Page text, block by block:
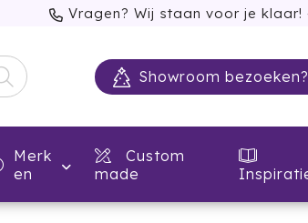
Vragen? Wij staan voor je klaar!
Showroom bezoeken?
Merk
en
Custom
made